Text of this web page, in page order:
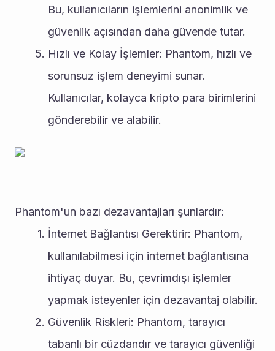
Bu, kullanıcıların işlemlerini anonimlik ve
güvenlik açısından daha güvende tutar.
Hızlı ve Kolay İşlemler: Phantom, hızlı ve
sorunsuz işlem deneyimi sunar.
Kullanıcılar, kolayca kripto para birimlerini
gönderebilir ve alabilir.
Phantom'un bazı dezavantajları şunlardır:
İnternet Bağlantısı Gerektirir: Phantom,
kullanılabilmesi için internet bağlantısına
ihtiyaç duyar. Bu, çevrimdışı işlemler
yapmak isteyenler için dezavantaj olabilir.
Güvenlik Riskleri: Phantom, tarayıcı
tabanlı bir cüzdandır ve tarayıcı güvenliği